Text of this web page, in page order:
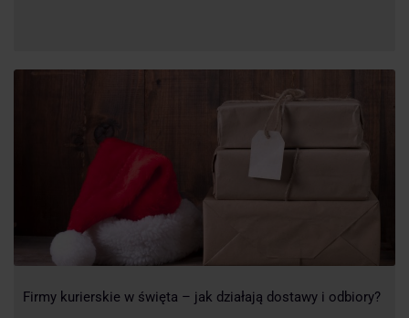
Firmy kurierskie w święta – jak działają dostawy i odbiory?